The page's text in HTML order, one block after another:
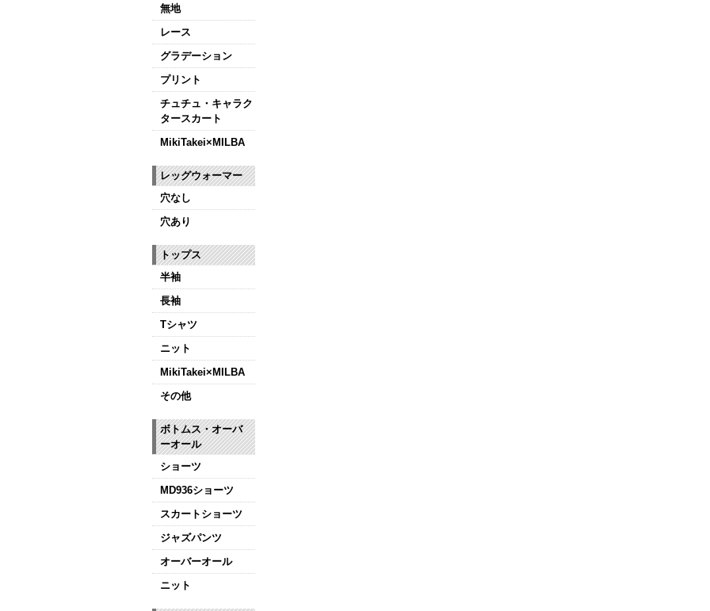
無地
レース
グラデーション
プリント
チュチュ・キャラク
タースカート
MikiTakei×MILBA
レッグウォーマー
穴なし
穴あり
トップス
半袖
長袖
Tシャツ
ニット
MikiTakei×MILBA
その他
ボトムス・オーバ
ーオール
ショーツ
MD936ショーツ
スカートショーツ
ジャズパンツ
オーバーオール
ニット